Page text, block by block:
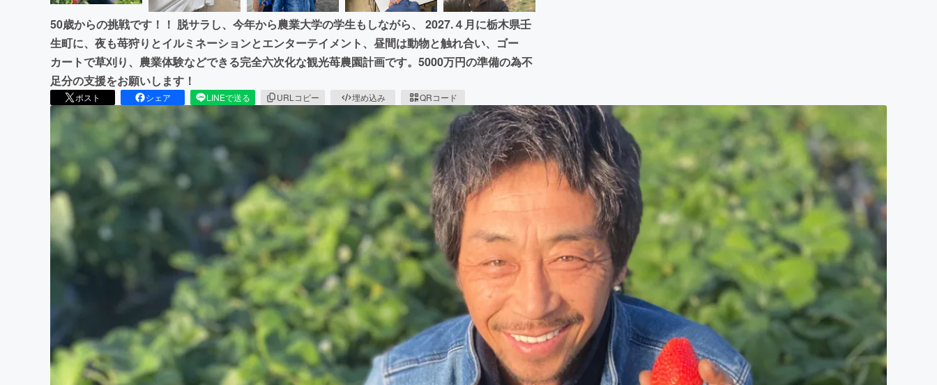
50歳からの挑戦です！！ 脱サラし、今年から農業大学の学生もしながら、 2027.４月に栃木県壬
生町に、夜も苺狩りとイルミネーションとエンターテイメント、昼間は動物と触れ合い、ゴー
カートで草刈り、農業体験などできる完全六次化な観光苺農園計画です。5000万円の準備の為不
足分の支援をお願いします！
ポスト シェア LINEで送る URLコピー 埋め込み QRコード